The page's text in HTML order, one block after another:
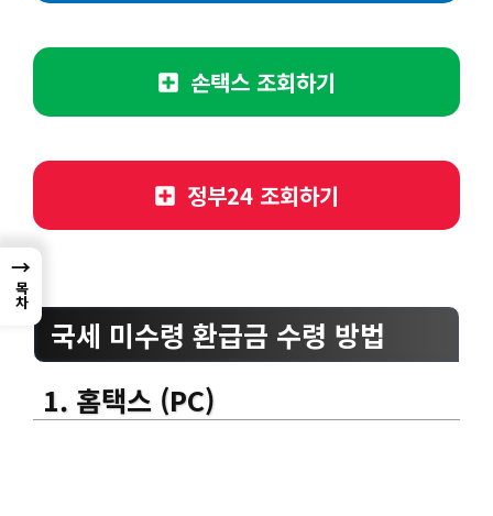
손택스 조회하기
정부24 조회하기
국세 미수령 환급금 수령 방법
1. 홈택스 (PC)
→
목차